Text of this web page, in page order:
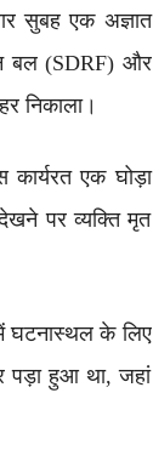
सुबह एक अज्ञात
बल (SDRF) और
निकाला।
कार्यरत एक घोड़ा
पर व्यक्ति मृत
में घटनास्थल के लिए
पड़ा हुआ था, जहां